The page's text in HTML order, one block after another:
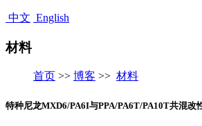
中文 English
材料
首页 >> 博客 >> 材料
特种尼龙MXD6/PA6I与PPA/PA6T/PA10T共混改